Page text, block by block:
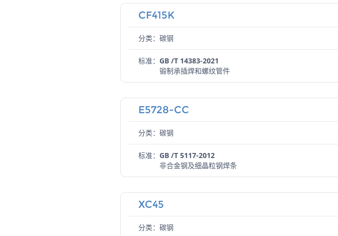
CF415K
分类：碳钢
标准： GB /T 14383-2021
锻制承插焊和螺纹管件
E5728-CC
分类：碳钢
标准： GB /T 5117-2012
非合金钢及细晶粒钢焊条
XC45
分类：碳钢